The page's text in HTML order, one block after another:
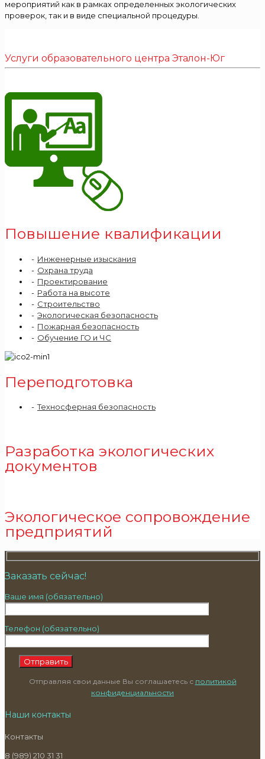
мероприятий как в рамках определенных экологических
проверок, так и в виде специальной процедуры.
Услуги образовательного центра Эталон-Юг
Повышение квалификации
Инженерные изыскания
Охрана труда
Проектирование
Работа на высоте
Строительство
Экологическая безопасность
Пожарная безопасность
Обучение ГО и ЧС
Переподготовка
Техносферная безопасность
Разработка экологических
документов
Экологическое сопровождение
предприятий
Заказать сейчас!
Ваше имя (обязательно)
Телефон (обязательно)
Отправляя свои данные Вы соглашаетесь с политикой
конфиденциальности
Наши контакты
Контакты
8 (989) 210 31 31